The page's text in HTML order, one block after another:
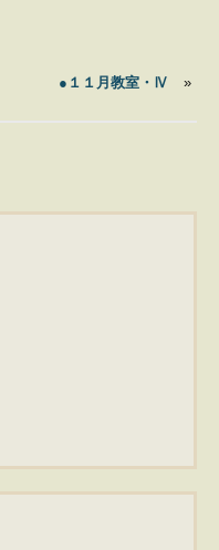
●１１月教室・Ⅳ »